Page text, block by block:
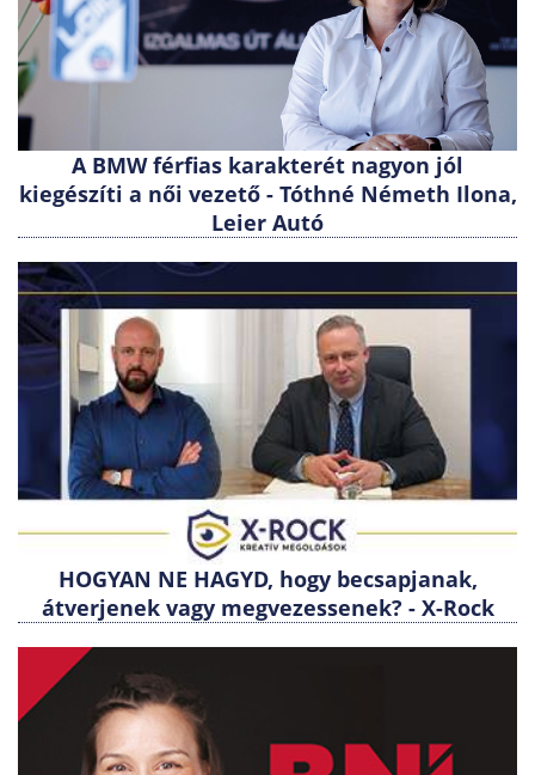
A BMW férfias karakterét nagyon jól
kiegészíti a női vezető - Tóthné Németh Ilona,
Leier Autó
HOGYAN NE HAGYD, hogy becsapjanak,
átverjenek vagy megvezessenek? - X-Rock